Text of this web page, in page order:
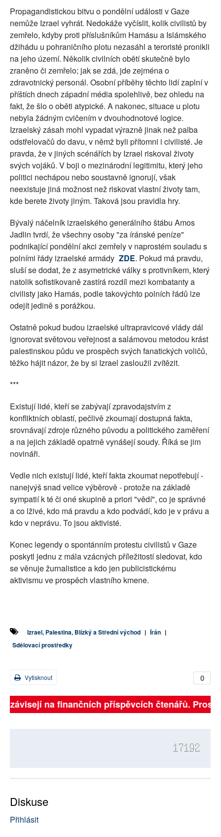
Propagandistickou bitvu o pondělní události v Gaze
nemůže Izrael vyhrát. Nedokáže vyčíslit, kolik civilistů by
zemřelo, kdyby proti příslušníkům Hamásu a Islámského
džihádu u pohraničního plotu nezasáhl a teroristé pronikli
na jeho území. Několik civilních obětí skutečně bylo
zraněno či zemřelo; jak se zdá, jde zejména o
zdravotnický personál. Osobní příběhy těchto lidí zaplní v
příštích dnech západní média spolehlivě, bez ohledu na
fakt, že šlo o oběti atypické. A nakonec, situace u plotu
nebyla žádným cvičením v dvouhodnotové logice.
Izraelský zásah mohl vypadat výrazně jinak než palba
odstřelovačů do davu, v němž byli přítomni i civilisté. Je
pravda, že v jiných scénářích by Izrael riskoval životy
svých vojáků. V boji o mezinárodní legitimitu, který jeho
politici nechápou nebo soustavně ignorují, však
neexistuje jiná možnost než riskovat vlastní životy tam,
kde berete životy jiným. Taková jsou pravidla hry.
Bývalý náčelník izraelského generálního štábu Amos
Jadlin tvrdí, že všechny osoby "za íránské peníze"
podnikající pondělní akci zemřely v naprostém souladu s
polními řády izraelské armády ZDE. Pokud má pravdu,
sluší se dodat, že z asymetrické války s protivníkem, který
natolik sofistikovaně zastírá rozdíl mezi kombatanty a
civilisty jako Hamás, podle takovýchto polních řádů lze
odejít jedině s porážkou.
Ostatně pokud budou izraelské ultrapravicové vlády dál
ignorovat světovou veřejnost a salámovou metodou krást
palestinskou půdu ve prospěch svých fanatických voličů,
těžko hájit názor, že by si Izrael zasloužil zvítězit.
***
Existují lidé, kteří se zabývají zpravodajstvím z
konfliktních oblastí, pečlivě zkoumají dostupná fakta,
srovnávají zdroje různého původu a politického zaměření
a na jejich základě opatrně vynášejí soudy. Říká se jim
novináři.
Vedle nich existují lidé, kteří fakta zkoumat nepotřebují -
nanejvýš snad velice výběrově - protože na základě
sympatií k té či oné skupině a priori "vědí", co je správné
a co lživé, kdo má pravdu a kdo podvádí, kdo je v právu a
kdo v neprávu. To jsou aktivisté.
Konec legendy o spontánním protestu civilistů v Gaze
poskytl jednu z mála vzácných příležitostí sledovat, kdo
se věnuje žurnalistice a kdo jen publicistickému
aktivismu ve prospěch vlastního kmene.
Izrael, Palestina, Blízký a Střední východ | Írán |
Sdělovací prostředky
0
Vytisknout
na finančních příspěvcích čtenářů.
17192
Diskuse
Přihlásit